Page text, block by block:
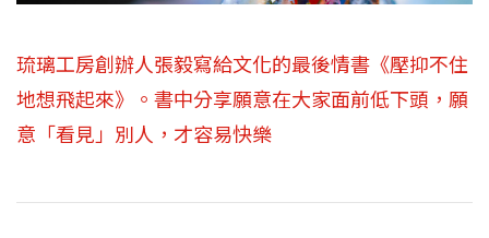
琉璃工房創辦人張毅寫給文化的最後情書《壓抑不住
地想飛起來》。書中分享願意在大家面前低下頭，願
意「看見」別人，才容易快樂